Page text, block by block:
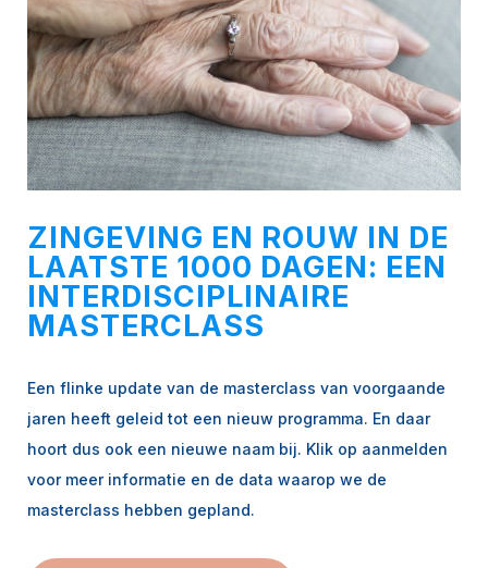
ZINGEVING EN ROUW IN DE
LAATSTE 1000 DAGEN: EEN
INTERDISCIPLINAIRE
MASTERCLASS
Een flinke update van de masterclass van voorgaande
jaren heeft geleid tot een nieuw programma. En daar
hoort dus ook een nieuwe naam bij. Klik op aanmelden
voor meer informatie en de data waarop we de
masterclass hebben gepland.